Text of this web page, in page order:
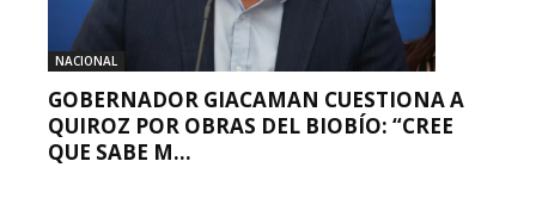
NACIONAL
GOBERNADOR GIACAMAN CUESTIONA A
QUIROZ POR OBRAS DEL BIOBÍO: “CREE
QUE SABE M...